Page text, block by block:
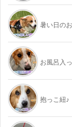
暑い日の
お風呂入
抱っこ紐♪